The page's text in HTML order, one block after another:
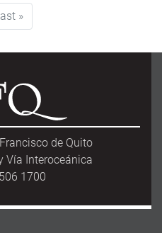
página
»Última página
de Quito
Vía Interoceánica
1700